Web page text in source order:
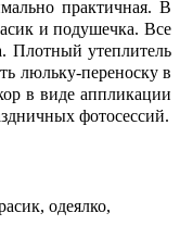
практичная. В
и подушечка. Все
Плотный утеплитель
люльку-переноску в
в виде аппликации
фотосессий.
одеялко,